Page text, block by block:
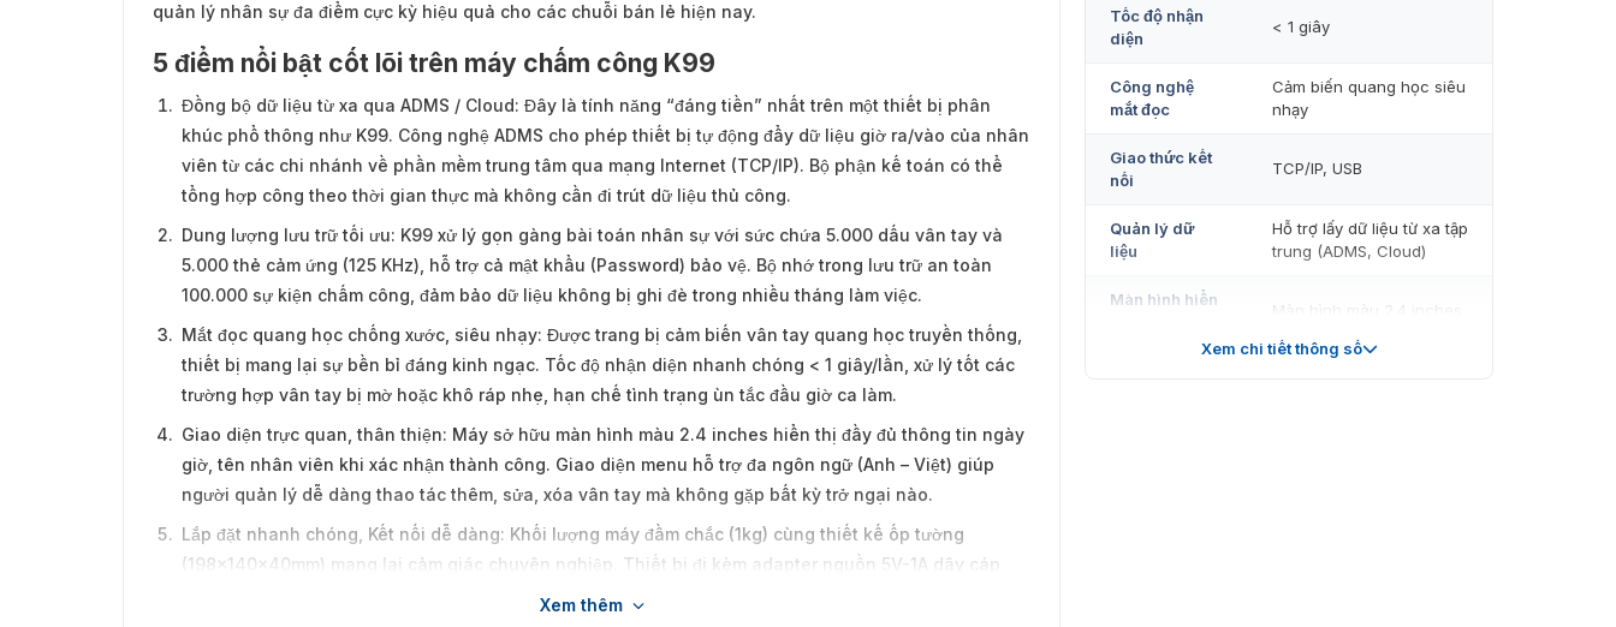
quản lý nhân sự đa điểm cực kỳ hiệu quả cho các chuỗi bán lẻ hiện nay.
5 điểm nổi bật cốt lõi trên máy chấm công K99
Đồng bộ dữ liệu từ xa qua ADMS / Cloud: Đây là tính năng “đáng tiền” nhất trên một thiết bị phân
khúc phổ thông như K99. Công nghệ ADMS cho phép thiết bị tự động đẩy dữ liệu giờ ra/vào của nhân
viên từ các chi nhánh về phần mềm trung tâm qua mạng Internet (TCP/IP). Bộ phận kế toán có thể
tổng hợp công theo thời gian thực mà không cần đi trút dữ liệu thủ công.
Dung lượng lưu trữ tối ưu: K99 xử lý gọn gàng bài toán nhân sự với sức chứa 5.000 dấu vân tay và
5.000 thẻ cảm ứng (125 KHz), hỗ trợ cả mật khẩu (Password) bảo vệ. Bộ nhớ trong lưu trữ an toàn
100.000 sự kiện chấm công, đảm bảo dữ liệu không bị ghi đè trong nhiều tháng làm việc.
Mắt đọc quang học chống xước, siêu nhạy: Được trang bị cảm biến vân tay quang học truyền thống,
thiết bị mang lại sự bền bỉ đáng kinh ngạc. Tốc độ nhận diện nhanh chóng < 1 giây/lần, xử lý tốt các
trường hợp vân tay bị mờ hoặc khô ráp nhẹ, hạn chế tình trạng ùn tắc đầu giờ ca làm.
Giao diện trực quan, thân thiện: Máy sở hữu màn hình màu 2.4 inches hiển thị đầy đủ thông tin ngày
giờ, tên nhân viên khi xác nhận thành công. Giao diện menu hỗ trợ đa ngôn ngữ (Anh – Việt) giúp
người quản lý dễ dàng thao tác thêm, sửa, xóa vân tay mà không gặp bất kỳ trở ngại nào.
Lắp đặt nhanh chóng, Kết nối dễ dàng: Khối lượng máy đầm chắc (1kg) cùng thiết kế ốp tường
(198x140x40mm) mang lại cảm giác chuyên nghiệp. Thiết bị đi kèm adapter nguồn 5V-1A dây cáp
dài 1 mét tiện lợi, hỗ trợ trút dữ liệu qua mạng LAN (TCP/IP) hoặc bằng USB flash drive vô cùng linh
Xem thêm
Tốc độ nhận
diện
< 1 giây
Công nghệ
mắt đọc
Cảm biến quang học siêu
nhạy
Giao thức kết
nối
TCP/IP, USB
Quản lý dữ
liệu
Hỗ trợ lấy dữ liệu từ xa tập
trung (ADMS, Cloud)
Màn hình hiển
Màn hình màu 2.4 inches
Xem chi tiết thông số